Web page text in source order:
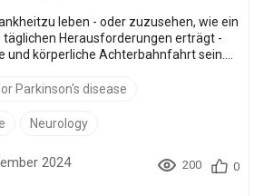
leben - oder zuzusehen, wie ein
täglichen Herausforderungen erträgt -
und körperliche Achterbahnfahrt sein.
Erkrankung. Mit über 10
dringender denn je. Die
Parkinson's disease
Neurology
2024 200 0